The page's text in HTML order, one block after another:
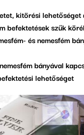
kitörési lehetőséget
befektetések szűk
és nemesfém
bányával
lehetőséget